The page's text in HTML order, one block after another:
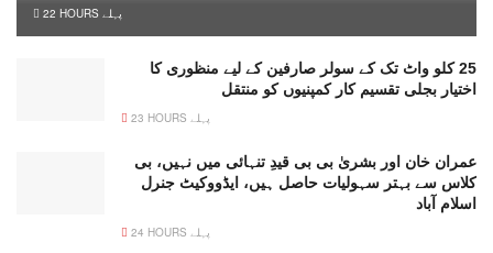
22 HOURS پہلے
25 کلو واٹ تک کے سولر صارفین کے لیے منظوری کا
اختیار بجلی تقسیم کار کمپنیوں کو منتقل
23 HOURS پہلے
عمران خان اور بشریٰ بی بی قیدِ تنہائی میں نہیں، بی
کلاس سے بہتر سہولیات حاصل ہیں، ایڈووکیٹ جنرل
اسلام آباد
24 HOURS پہلے